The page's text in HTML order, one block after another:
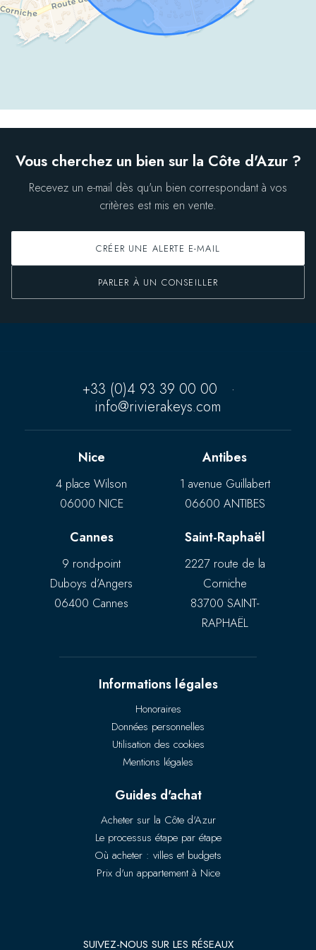
Vous cherchez un bien sur la Côte d'Azur ?
Recevez un e-mail dès qu'un bien correspondant à vos
critères est mis en vente.
CRÉER UNE ALERTE E-MAIL
PARLER À UN CONSEILLER
+33 (0)4 93 39 00 00
·
info@rivierakeys.com
Nice
4 place Wilson
06000 NICE
Antibes
1 avenue Guillabert
06600 ANTIBES
Cannes
9 rond-point
Duboys d’Angers
06400 Cannes
Saint-Raphaël
2227 route de la
Corniche
83700 SAINT-
RAPHAËL
Informations légales
Honoraires
Données personnelles
Utilisation des cookies
Mentions légales
Guides d'achat
Acheter sur la Côte d'Azur
Le processus étape par étape
Où acheter : villes et budgets
Prix d'un appartement à Nice
SUIVEZ-NOUS SUR LES RÉSEAUX